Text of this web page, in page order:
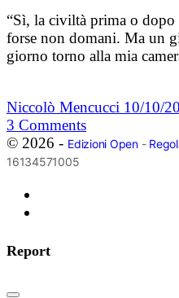
“Sì, la civiltà prima o
forse non domani. Ma un
giorno torno alla mia
Niccolò Mencucci 10/10/
3 Comments
© 2026 - Edizioni Open-
16134571005
Report